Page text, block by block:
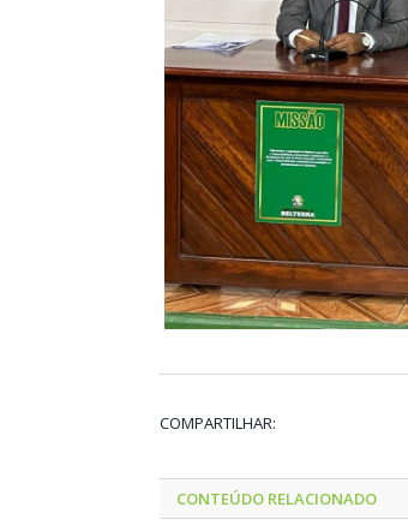
COMPARTILHAR:
CONTEÚDO RELACIONADO